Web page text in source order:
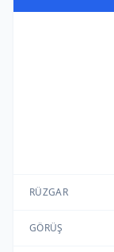
RÜZGAR
GÖRÜŞ